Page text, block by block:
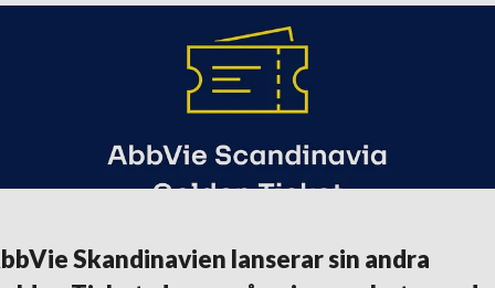
Skandinavien lanserar sin andra